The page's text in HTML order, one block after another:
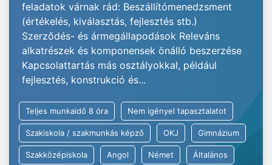
feladatok várnak rád: Beszállítómenedzsment
(értékelés, kiválasztás, fejlesztés stb.)
Szerződés- és ármegállapodások Releváns
alkatrészek és komponensek önálló beszerzése
Kapcsolattartás más osztályokkal, például
fejlesztés, konstrukció és...
Teljes munkaidő 8 óra Nem igényel tapasztalatot
Szakiskola / szakmunkás képző OKJ Gimnázium
Szakközépiskola Angol Német Általános